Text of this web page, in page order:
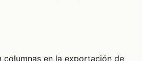
columnas en la exportación de